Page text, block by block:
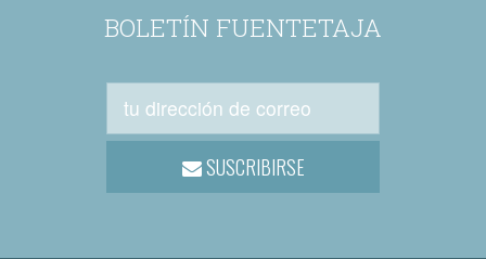
BOLETÍN FUENTETAJA
SUSCRIBIRSE